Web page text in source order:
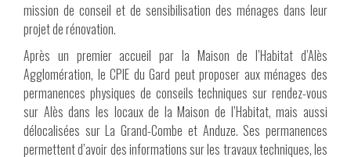
mission de conseil et de sensibilisation des ménages dans leur
projet de rénovation.
Après un premier accueil par la Maison de l’Habitat d’Alès
Agglomération, le CPIE du Gard peut proposer aux ménages des
permanences physiques de conseils techniques sur rendez-vous
sur Alès dans les locaux de la Maison de l’Habitat, mais aussi
délocalisées sur La Grand-Combe et Anduze. Ses permanences
permettent d’avoir des informations sur les travaux techniques, les